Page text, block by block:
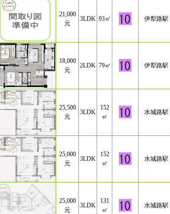
21,000
元
3LDK 93㎡ 伊犁路駅
18,000
元
2LDK 79㎡ 伊犁路駅
25,500
元
3LDK
152
㎡
水城路駅
25,000
元
3LDK
152
㎡
水城路駅
25,000
元
3LDK
131
㎡
水城路駅